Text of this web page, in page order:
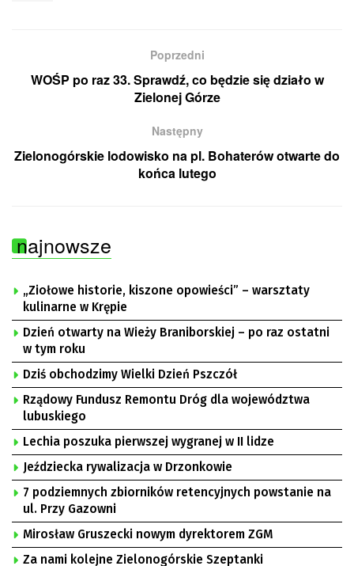
Poprzedni
WOŚP po raz 33. Sprawdź, co będzie się działo w
Zielonej Górze
Następny
Zielonogórskie lodowisko na pl. Bohaterów otwarte do
końca lutego
najnowsze
„Ziołowe historie, kiszone opowieści” – warsztaty
kulinarne w Krępie
Dzień otwarty na Wieży Braniborskiej – po raz ostatni
w tym roku
Dziś obchodzimy Wielki Dzień Pszczół
Rządowy Fundusz Remontu Dróg dla województwa
lubuskiego
Lechia poszuka pierwszej wygranej w II lidze
Jeździecka rywalizacja w Drzonkowie
7 podziemnych zbiorników retencyjnych powstanie na
ul. Przy Gazowni
Mirosław Gruszecki nowym dyrektorem ZGM
Za nami kolejne Zielonogórskie Szeptanki